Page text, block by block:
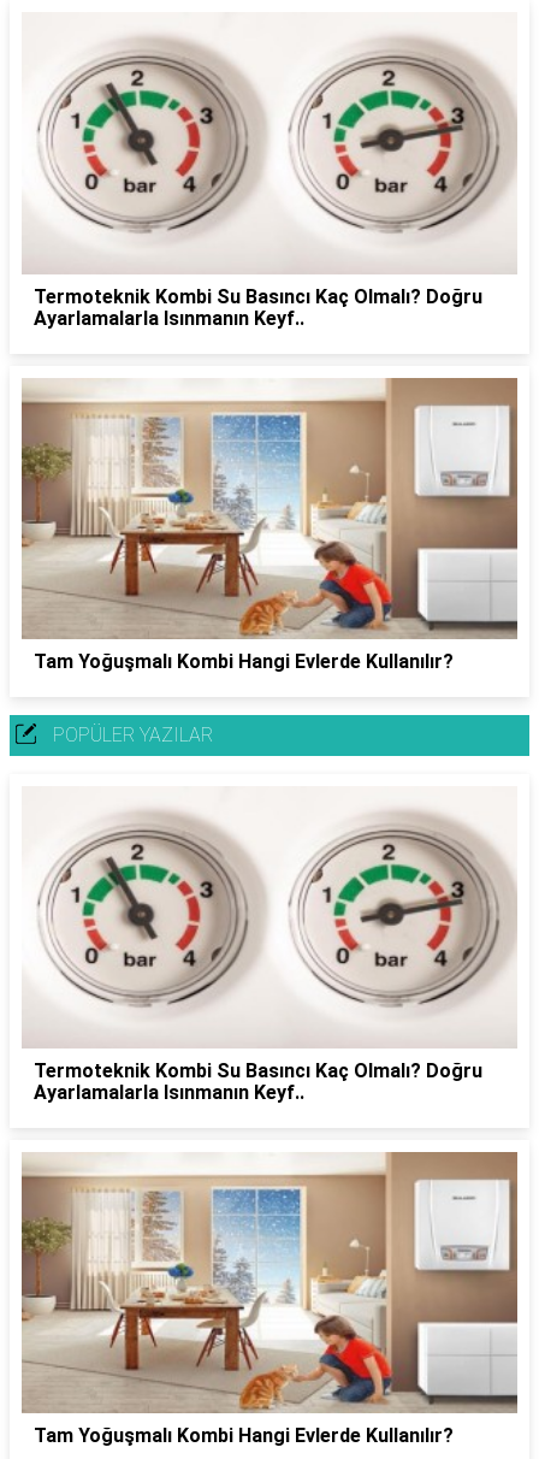
Termoteknik Kombi Su Basıncı Kaç Olmalı? Doğru
Ayarlamalarla Isınmanın Keyf..
Tam Yoğuşmalı Kombi Hangi Evlerde Kullanılır?
POPÜLER YAZILAR
Termoteknik Kombi Su Basıncı Kaç Olmalı? Doğru
Ayarlamalarla Isınmanın Keyf..
Tam Yoğuşmalı Kombi Hangi Evlerde Kullanılır?